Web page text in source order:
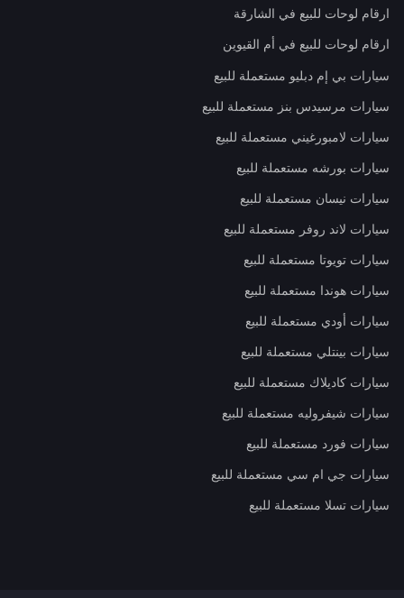
ارقام لوحات للبيع في الشارقة
ارقام لوحات للبيع في أم القيوين
سيارات بي إم دبليو مستعملة للبيع
سيارات مرسيدس بنز مستعملة للبيع
سيارات لامبورغيني مستعملة للبيع
سيارات بورشه مستعملة للبيع
سيارات نيسان مستعملة للبيع
سيارات لاند روفر مستعملة للبيع
سيارات تويوتا مستعملة للبيع
سيارات هوندا مستعملة للبيع
سيارات أودي مستعملة للبيع
سيارات بينتلي مستعملة للبيع
سيارات كاديلاك مستعملة للبيع
سيارات شيفروليه مستعملة للبيع
سيارات فورد مستعملة للبيع
سيارات جي ام سي مستعملة للبيع
سيارات تسلا مستعملة للبيع